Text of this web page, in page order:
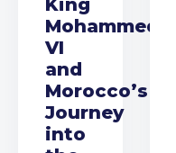
King
Mohammed
VI
and
Morocco’s
Journey
into